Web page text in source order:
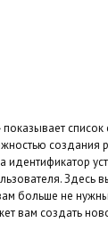
список
создания
Здесь
больше не
вам создать